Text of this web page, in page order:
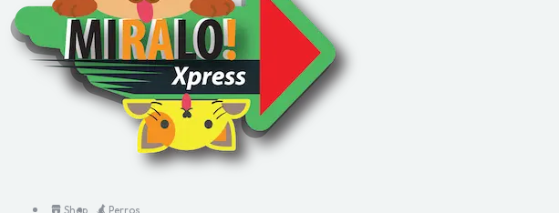
Shop Perros